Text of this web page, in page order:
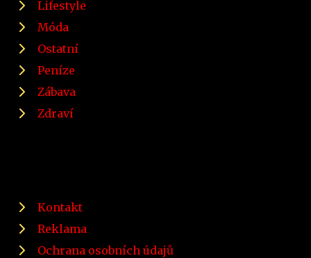
Lifestyle
Móda
Ostatní
Peníze
Zábava
Zdraví
Kontakt
Reklama
Ochrana osobních údajů